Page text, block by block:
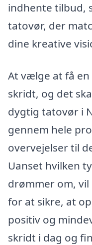
indhente tilbud,
tatovør, der
dine kreative
At vælge at få
skridt, og det
dygtig tatovør i
gennem hele
overvejelser til
Uanset hvilken
drømmer om,
for at sikre, at
positiv og
skridt i dag og